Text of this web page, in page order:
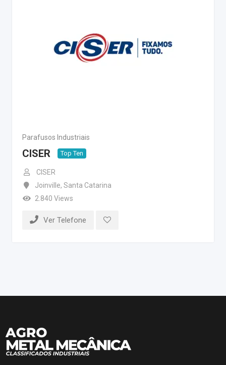
Parafusos Industriais
CISER Top Ten
CISER
Joinville, Santa Catarina
2.840 Views
Ver Telefone